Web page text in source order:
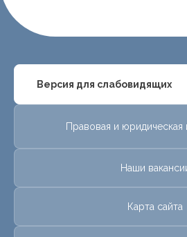
Версия для слабовидящих
Правовая и
Наши
Карта сайта